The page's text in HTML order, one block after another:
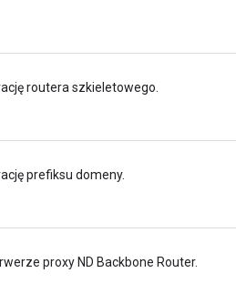
routera szkieletowego.
prefiksu domeny.
proxy ND Backbone Router.